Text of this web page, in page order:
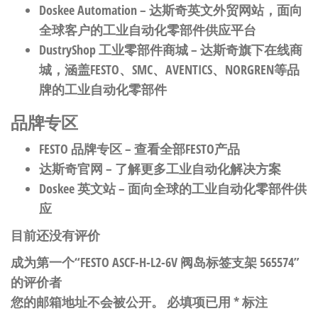
Doskee Automation– 达斯奇英文外贸网站，面向
全球客户的工业自动化零部件供应平台
DustryShop 工业零部件商城– 达斯奇旗下在线商
城，涵盖FESTO、SMC、AVENTICS、NORGREN等品
牌的工业自动化零部件
品牌专区
FESTO 品牌专区– 查看全部FESTO产品
达斯奇官网 – 了解更多工业自动化解决方案
Doskee 英文站– 面向全球的工业自动化零部件供
应
目前还没有评价
成为第一个“FESTO ASCF-H-L2-6V 阀岛标签支架 565574”
的评价者
您的邮箱地址不会被公开。
必填项已用 *标注